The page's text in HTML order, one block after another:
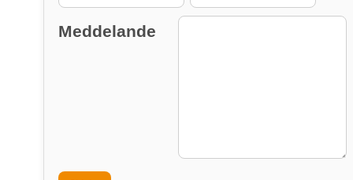
Meddelande